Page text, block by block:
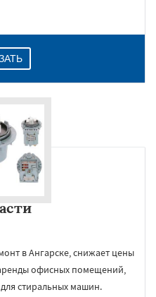
в Ангарске, снижает цены
аренды офисных помещений,
стиральных машин.